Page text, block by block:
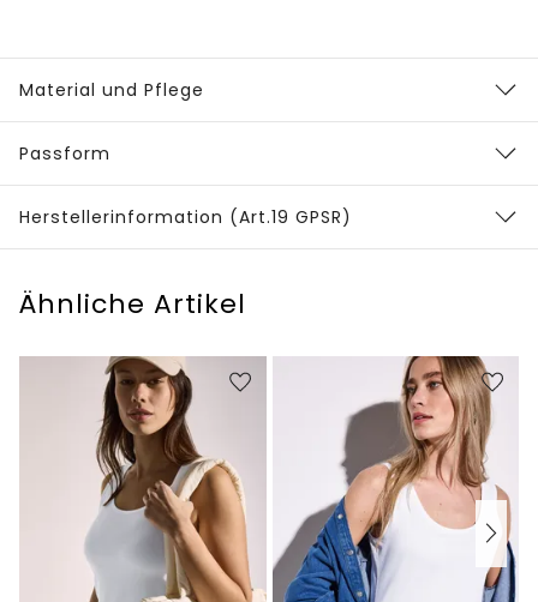
Material und Pflege
Passform
Herstellerinformation (Art.19 GPSR)
Ähnliche Artikel